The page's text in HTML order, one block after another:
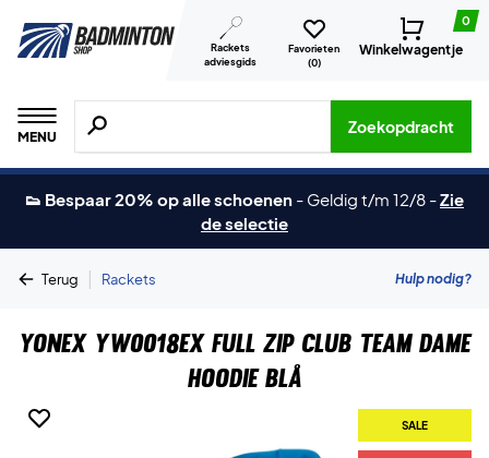
Rackets
adviesgids
Favorieten
(0)
0
Winkelwagentje
MENU
Zoeken naar producten, merken etc.
Zoekopdracht
👟 Bespaar 20% op alle schoenen - Geldig t/m 12/8 -Zie
de selectie
Terug | Rackets Hulp nodig?
Yonex YW0018EX Full Zip Club Team Dame
Hoodie Blå
SALE